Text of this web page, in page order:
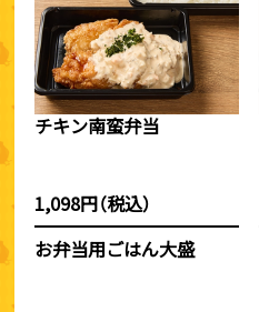
チキン南蛮弁当
1,098円（税込）
お弁当用ごはん大盛